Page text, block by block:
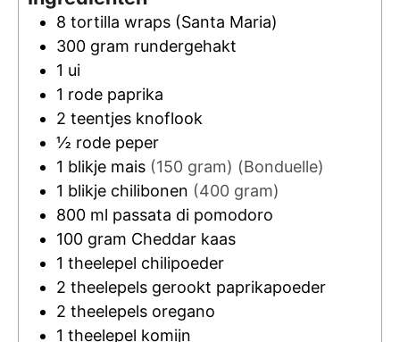
8 tortilla wraps (Santa Maria)
300 gram rundergehakt
1 ui
1 rode paprika
2 teentjes knoflook
½ rode peper
1 blikje mais (150 gram) (Bonduelle)
1 blikje chilibonen (400 gram)
800 ml passata di pomodoro
100 gram Cheddar kaas
1 theelepel chilipoeder
2 theelepels gerookt paprikapoeder
2 theelepels oregano
1 theelepel komijn